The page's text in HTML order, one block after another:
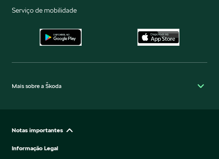
Serviço de mobilidade
Mais sobre a Škoda
Notas importantes
Informação Legal